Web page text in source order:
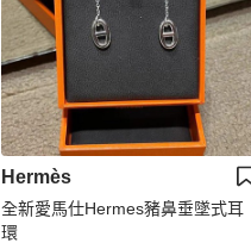
Hermès
全新愛馬仕Hermes豬鼻垂墜式耳
環